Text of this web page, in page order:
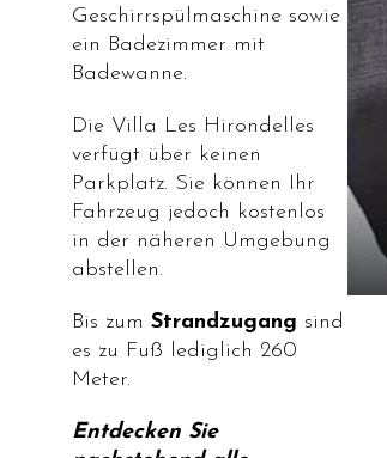
Geschirrspülmaschine sowie
ein Badezimmer mit
Badewanne.
Die Villa Les Hirondelles
verfügt über keinen
Parkplatz. Sie können Ihr
Fahrzeug jedoch kostenlos
in der näheren Umgebung
abstellen.
Bis zum Strandzugang sind
es zu Fuß lediglich 260
Meter.
Entdecken Sie